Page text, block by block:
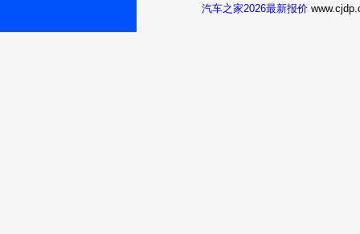
汽车之家2026最新报价